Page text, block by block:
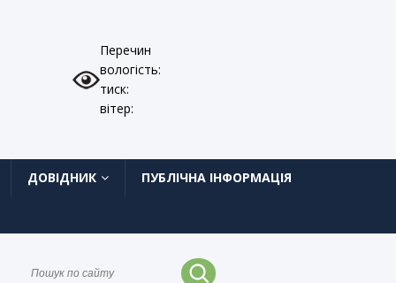
Перечин
вологість:
тиск:
вітер:
ДОВІДНИК ПУБЛІЧНА ІНФОРМАЦІЯ